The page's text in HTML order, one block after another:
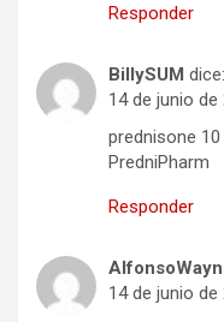
Responder
BillySUM dice:
14 de junio de
prednisone
PredniPharm
Responder
14 de junio de